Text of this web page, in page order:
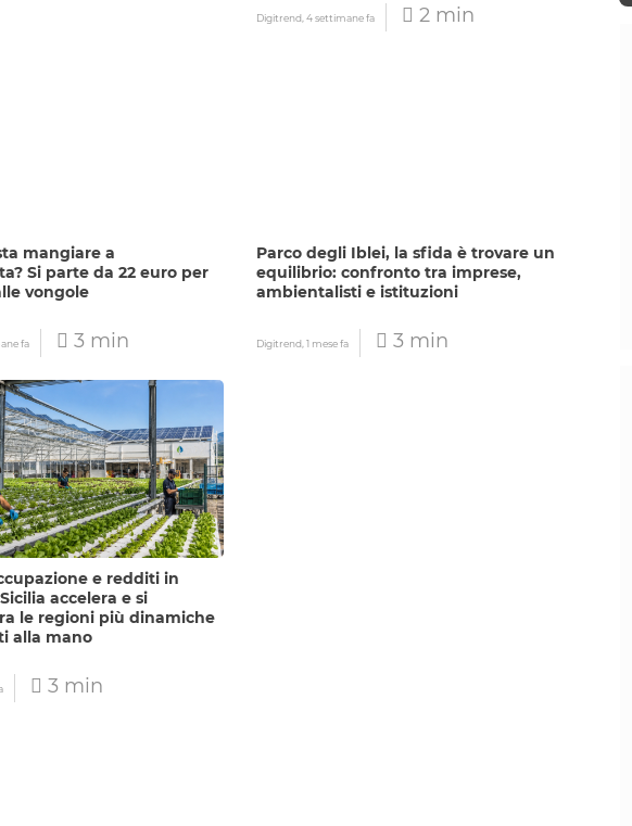
Digitrend,4 settimane fa 2 min
mangiare a
Si parte da 22 euro per
vongole
fa 3 min
Parco degli Iblei, la sfida è trovare un
equilibrio: confronto tra imprese,
ambientalisti e istituzioni
Digitrend,1 mese fa 3 min
e redditi in
accelera e si
le regioni più dinamiche
alla mano
3 min